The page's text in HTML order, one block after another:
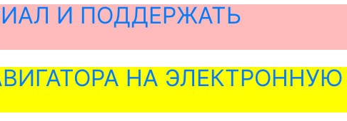
И ПОДДЕРЖАТЬ
НА ЭЛЕКТРОННУЮ